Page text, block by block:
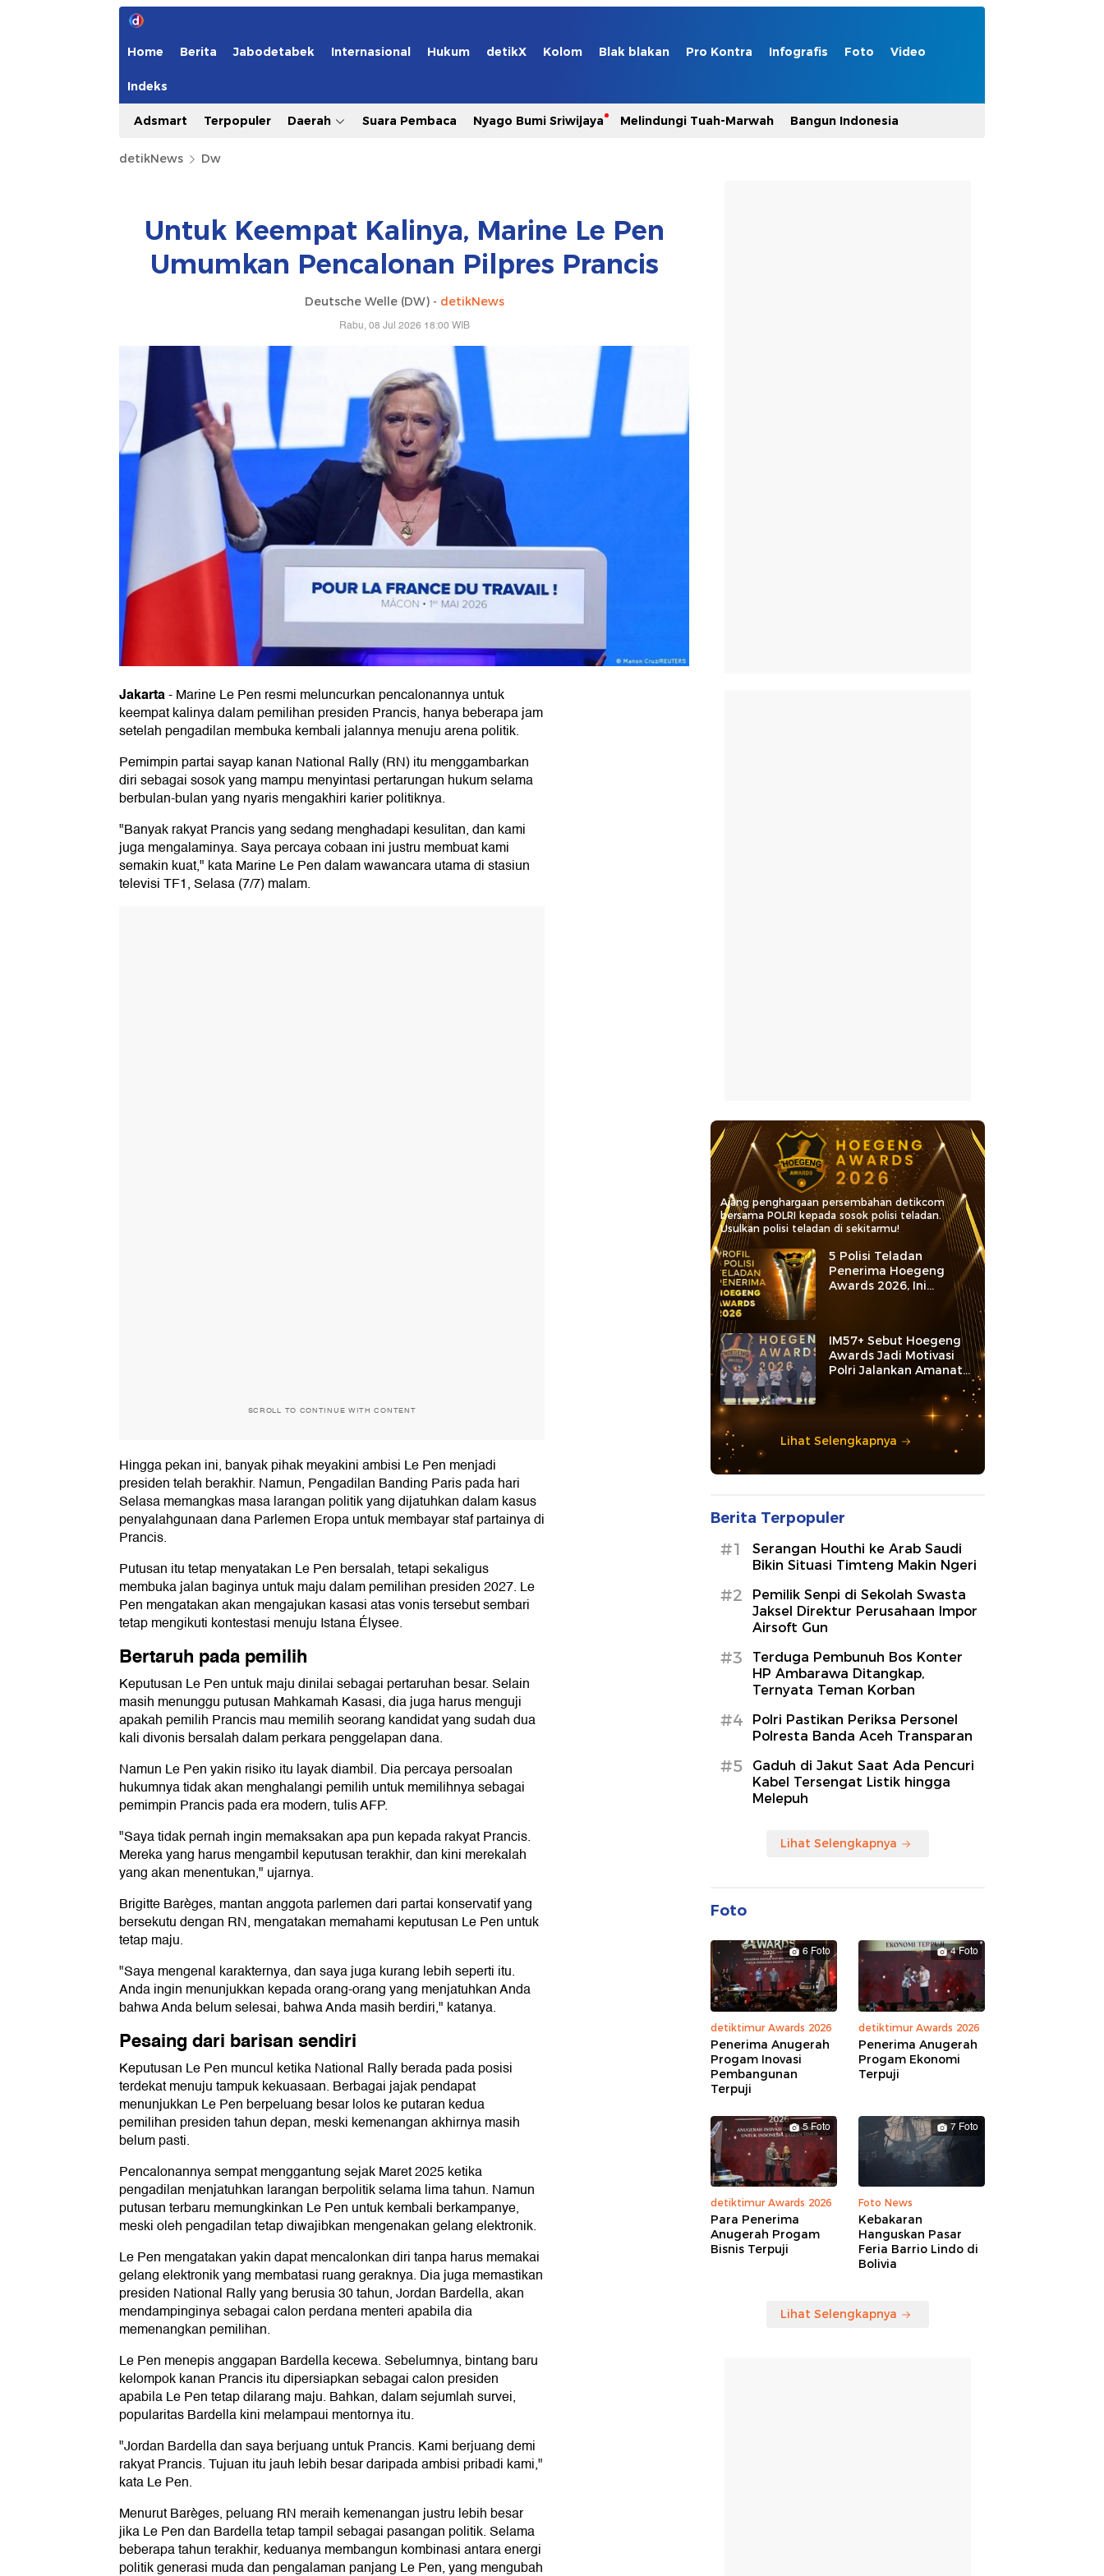
Home Berita Jabodetabek Internasional Hukum detikX Kolom Blak blakan Pro Kontra Infografis Foto Video
Indeks
Adsmart Terpopuler Daerah Suara Pembaca Nyago Bumi Sriwijaya Melindungi Tuah-Marwah Bangun Indonesia
detikNews Dw
Untuk Keempat Kalinya, Marine Le Pen
Umumkan Pencalonan Pilpres Prancis
Deutsche Welle (DW) - detikNews
Rabu, 08 Jul 2026 18:00 WIB
Jakarta-Marine Le Pen resmi meluncurkan pencalonannya untuk
keempat kalinya dalam pemilihan presiden Prancis, hanya beberapa jam
setelah pengadilan membuka kembali jalannya menuju arena politik.
Pemimpin partai sayap kanan National Rally (RN) itu menggambarkan
diri sebagai sosok yang mampu menyintasi pertarungan hukum selama
berbulan-bulan yang nyaris mengakhiri karier politiknya.
"Banyak rakyat Prancis yang sedang menghadapi kesulitan, dan kami
juga mengalaminya. Saya percaya cobaan ini justru membuat kami
semakin kuat," kata Marine Le Pen dalam wawancara utama di stasiun
televisi TF1, Selasa (7/7) malam.
SCROLL TO CONTINUE WITH CONTENT
Hingga pekan ini, banyak pihak meyakini ambisi Le Pen menjadi
presiden telah berakhir. Namun, Pengadilan Banding Paris pada hari
Selasa memangkas masa larangan politik yang dijatuhkan dalam kasus
penyalahgunaan dana Parlemen Eropa untuk membayar staf partainya di
Prancis.
Putusan itu tetap menyatakan Le Pen bersalah, tetapi sekaligus
membuka jalan baginya untuk maju dalam pemilihan presiden 2027. Le
Pen mengatakan akan mengajukan kasasi atas vonis tersebut sembari
tetap mengikuti kontestasi menuju Istana Élysee.
Bertaruh pada pemilih
Keputusan Le Pen untuk maju dinilai sebagai pertaruhan besar. Selain
masih menunggu putusan Mahkamah Kasasi, dia juga harus menguji
apakah pemilih Prancis mau memilih seorang kandidat yang sudah dua
kali divonis bersalah dalam perkara penggelapan dana.
Namun Le Pen yakin risiko itu layak diambil. Dia percaya persoalan
hukumnya tidak akan menghalangi pemilih untuk memilihnya sebagai
pemimpin Prancis pada era modern, tulis AFP.
"Saya tidak pernah ingin memaksakan apa pun kepada rakyat Prancis.
Mereka yang harus mengambil keputusan terakhir, dan kini merekalah
yang akan menentukan," ujarnya.
Brigitte Barèges, mantan anggota parlemen dari partai konservatif yang
bersekutu dengan RN, mengatakan memahami keputusan Le Pen untuk
tetap maju.
"Saya mengenal karakternya, dan saya juga kurang lebih seperti itu.
Anda ingin menunjukkan kepada orang-orang yang menjatuhkan Anda
bahwa Anda belum selesai, bahwa Anda masih berdiri," katanya.
Pesaing dari barisan sendiri
Keputusan Le Pen muncul ketika National Rally berada pada posisi
terdekat menuju tampuk kekuasaan. Berbagai jajak pendapat
menunjukkan Le Pen berpeluang besar lolos ke putaran kedua
pemilihan presiden tahun depan, meski kemenangan akhirnya masih
belum pasti.
Pencalonannya sempat menggantung sejak Maret 2025 ketika
pengadilan menjatuhkan larangan berpolitik selama lima tahun. Namun
putusan terbaru memungkinkan Le Pen untuk kembali berkampanye,
meski oleh pengadilan tetap diwajibkan mengenakan gelang elektronik.
Le Pen mengatakan yakin dapat mencalonkan diri tanpa harus memakai
gelang elektronik yang membatasi ruang geraknya. Dia juga memastikan
presiden National Rally yang berusia 30 tahun, Jordan Bardella, akan
mendampinginya sebagai calon perdana menteri apabila dia
memenangkan pemilihan.
Le Pen menepis anggapan Bardella kecewa. Sebelumnya, bintang baru
kelompok kanan Prancis itu dipersiapkan sebagai calon presiden
apabila Le Pen tetap dilarang maju. Bahkan, dalam sejumlah survei,
popularitas Bardella kini melampaui mentornya itu.
"Jordan Bardella dan saya berjuang untuk Prancis. Kami berjuang demi
rakyat Prancis. Tujuan itu jauh lebih besar daripada ambisi pribadi kami,"
kata Le Pen.
Menurut Barèges, peluang RN meraih kemenangan justru lebih besar
jika Le Pen dan Bardella tetap tampil sebagai pasangan politik. Selama
beberapa tahun terakhir, keduanya membangun kombinasi antara energi
politik generasi muda dan pengalaman panjang Le Pen, yang mengubah
Ajang penghargaan persembahan detikcom
bersama POLRI kepada sosok polisi teladan.
Usulkan polisi teladan di sekitarmu!
5 Polisi Teladan
Penerima Hoegeng
Awards 2026, Ini
Kategori dan Kiprahnya
IM57+ Sebut Hoegeng
Awards Jadi Motivasi
Polri Jalankan Amanat
Lihat Selengkapnya
Berita Terpopuler
#1
Serangan Houthi ke Arab Saudi
Bikin Situasi Timteng Makin Ngeri
#2
Pemilik Senpi di Sekolah Swasta
Jaksel Direktur Perusahaan Impor
Airsoft Gun
#3
Terduga Pembunuh Bos Konter
HP Ambarawa Ditangkap,
Ternyata Teman Korban
#4
Polri Pastikan Periksa Personel
Polresta Banda Aceh Transparan
#5
Gaduh di Jakut Saat Ada Pencuri
Kabel Tersengat Listik hingga
Melepuh
Lihat Selengkapnya
Foto
6 Foto
detiktimur Awards 2026
Penerima Anugerah
Progam Inovasi
Pembangunan
Terpuji
4 Foto
detiktimur Awards 2026
Penerima Anugerah
Progam Ekonomi
Terpuji
5 Foto
detiktimur Awards 2026
Para Penerima
Anugerah Progam
Bisnis Terpuji
7 Foto
Foto News
Kebakaran
Hanguskan Pasar
Feria Barrio Lindo di
Bolivia
Lihat Selengkapnya